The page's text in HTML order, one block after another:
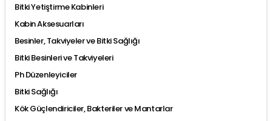
Bitki Yetiştirme Kabinleri
Kabin Aksesuarları
Besinler, Takviyeler ve Bitki Sağlığı
Bitki Besinleri ve Takviyeleri
Ph Düzenleyiciler
Bitki Sağlığı
Kök Güçlendiriciler, Bakteriler ve Mantarlar